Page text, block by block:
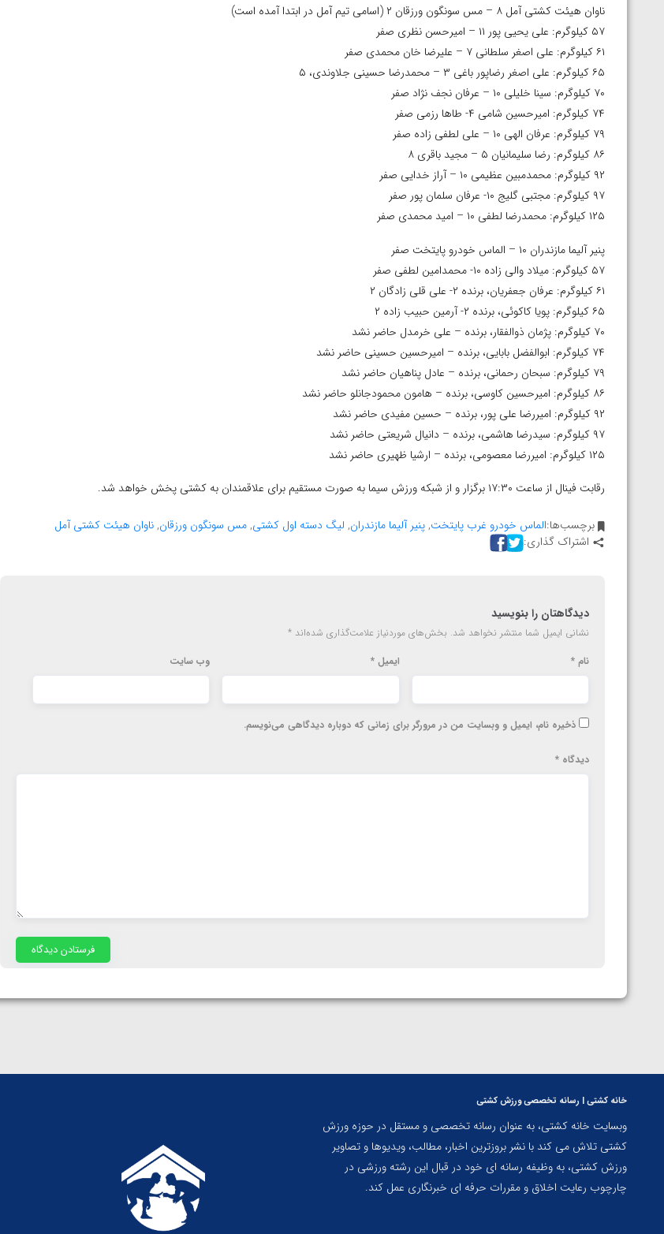
ناوان هیئت کشتی آمل ۸ – مس سونگون ورزقان ۲ (اسامی تیم آمل در ابتدا آمده است)
۵۷ کیلوگرم: علی یحیی پور ۱۱ – امیرحسن نظری صفر
۶۱ کیلوگرم: علی اصغر سلطانی ۷ – علیرضا خان محمدی صفر
۶۵ کیلوگرم: علی اصغر رضاپور باغی ۳ – محمدرضا حسینی جلاوندی، ۵
۷۰ کیلوگرم: سینا خلیلی ۱۰ – عرفان نجف نژاد صفر
۷۴ کیلوگرم: امیرحسین شامی ۴- طاها رزمی صفر
۷۹ کیلوگرم: عرفان الهی ۱۰ – علی لطفی زاده صفر
۸۶ کیلوگرم: رضا سلیمانیان ۵ – مجید باقری ۸
۹۲ کیلوگرم: محمدمبین عظیمی ۱۰ – آراز خدایی صفر
۹۷ کیلوگرم: مجتبی گلیج ۱۰- عرفان سلمان پور صفر
۱۲۵ کیلوگرم: محمدرضا لطفی ۱۰ – امید محمدی صفر
پنیر آلیما مازندران ۱۰ – الماس خودرو پایتخت صفر
۵۷ کیلوگرم: میلاد والی زاده ۱۰- محمدامین لطفی صفر
۶۱ کیلوگرم: عرفان جعفریان، برنده ۲- علی قلی زادگان ۲
۶۵ کیلوگرم: پویا کاکوئی، برنده ۲- آرمین حبیب زاده ۲
۷۰ کیلوگرم: پژمان ذوالفقار، برنده – علی خرمدل حاضر نشد
۷۴ کیلوگرم: ابوالفضل بابایی، برنده – امیرحسین حسینی حاضر نشد
۷۹ کیلوگرم: سبحان رحمانی، برنده – عادل پناهیان حاضر نشد
۸۶ کیلوگرم: امیرحسین کاوسی، برنده – هامون محمودجانلو حاضر نشد
۹۲ کیلوگرم: امیررضا علی پور، برنده – حسین مفیدی حاضر نشد
۹۷ کیلوگرم: سیدرضا هاشمی، برنده – دانیال شریعتی حاضر نشد
۱۲۵ کیلوگرم: امیررضا معصومی، برنده – ارشیا ظهیری حاضر نشد
رقابت فینال از ساعت ۱۷:۳۰ برگزار و از شبکه ورزش سیما به صورت مستقیم برای علاقمندان به کشتی پخش خواهد شد.
برچسب‌ها:الماس خودرو غرب پایتخت,پنیر آلیما مازندران, لیگ دسته اول کشتی,مس سونگون ورزقان,ناوان هیئت کشتی آمل
اشتراک گذاری:
دیدگاهتان را بنویسید
نشانی ایمیل شما منتشر نخواهد شد. بخش‌های موردنیاز علامت‌گذاری شده‌اند *
نام * ایمیل* وب‌ سایت
ذخیره نام، ایمیل و وبسایت من در مرورگر برای زمانی که دوباره دیدگاهی می‌نویسم.
دیدگاه *
امین میرزازاده
ویدیو؛ باخت امین کاویانی نژاد مقابل مالخاز آمویان از
ارمنستان
خانه کشتی | رسانه تخصصی ورزش کشتی
وبسایت خانه کشتی، به عنوان رسانه تخصصی و مستقل در حوزه ورزش
کشتی تلاش می کند با نشر بروزترین اخبار، مطالب، ویدیوها و تصاویر
ورزش کشتی، به وظیفه رسانه ای خود در قبال این رشته ورزشی در
چارچوب رعایت اخلاق و مقررات حرفه ای خبرنگاری عمل کند.